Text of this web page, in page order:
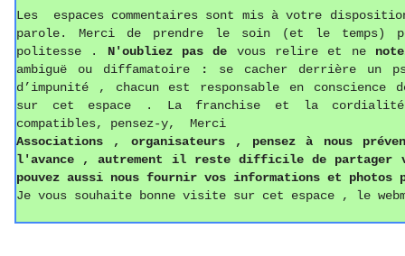
Les espaces commentaires sont mis à votre
parole. Merci de prendre le soin (et le temps)
politesse
. N'oubliez pas de vous relire et ne
ambiguë ou diffamatoire
:
se cacher derrière un
d’impunité , chacun est responsable en
sur cet espace . La franchise et la
compatibles, pensez-y, Merci
Associations , organisateurs , pensez à nous
l'avance , autrement il reste difficile de
pouvez aussi nous fournir vos informations et photos
Je vous souhaite bonne visite sur cet espace , le